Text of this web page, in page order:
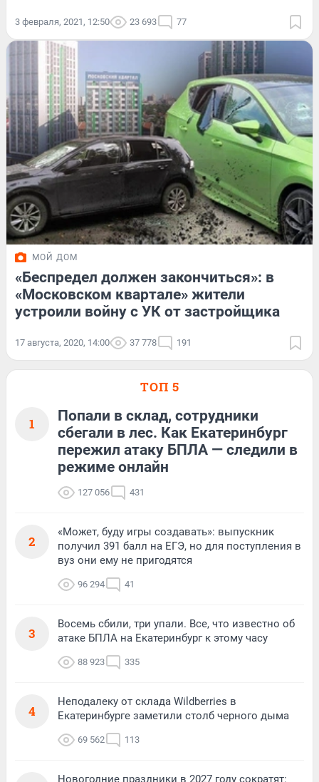
3 февраля, 2021, 12:50 23 693 77
МОЙ ДОМ
«Беспредел должен закончиться»: в
«Московском квартале» жители
устроили войну с УК от застройщика
17 августа, 2020, 14:00 37 778 191
ТОП 5
1
Попали в склад, сотрудники
сбегали в лес. Как Екатеринбург
пережил атаку БПЛА — следили в
режиме онлайн
127 056 431
2
«Может, буду игры создавать»: выпускник
получил 391 балл на ЕГЭ, но для поступления в
вуз они ему не пригодятся
96 294 41
3
Восемь сбили, три упали. Все, что известно об
атаке БПЛА на Екатеринбург к этому часу
88 923 335
4
Неподалеку от склада Wildberries в
Екатеринбурге заметили столб черного дыма
69 562 113
Новогодние праздники в 2027 году сократят: